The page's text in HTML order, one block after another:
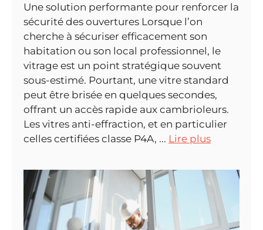
Une solution performante pour renforcer la
sécurité des ouvertures Lorsque l’on
cherche à sécuriser efficacement son
habitation ou son local professionnel, le
vitrage est un point stratégique souvent
sous-estimé. Pourtant, une vitre standard
peut être brisée en quelques secondes,
offrant un accès rapide aux cambrioleurs.
Les vitres anti-effraction, et en particulier
celles certifiées classe P4A, ... Lire plus